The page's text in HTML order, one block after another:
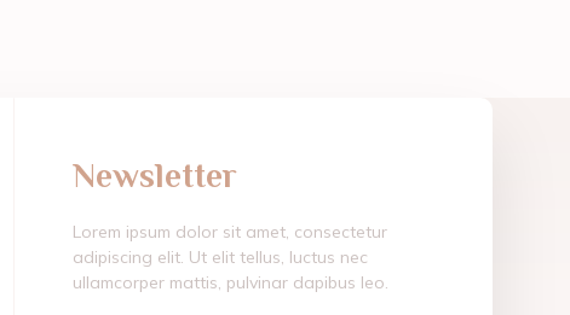
Newsletter
Lorem ipsum dolor sit amet, consectetur
adipiscing elit. Ut elit tellus, luctus nec
ullamcorper mattis, pulvinar dapibus leo.